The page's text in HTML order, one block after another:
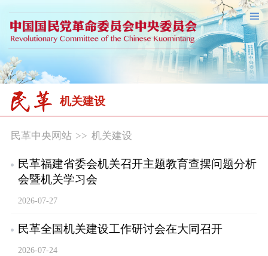
机关建设
民革中央网站 >> 机关建设
民革福建省委会机关召开主题教育查摆问题分析
会暨机关学习会
2026-07-27
民革全国机关建设工作研讨会在大同召开
2026-07-24